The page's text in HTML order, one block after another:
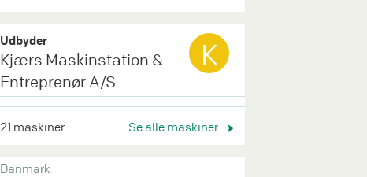
Udbyder
Kjærs Maskinstation &
Entreprenør A/S
K
21 maskiner Se alle maskiner
Danmark